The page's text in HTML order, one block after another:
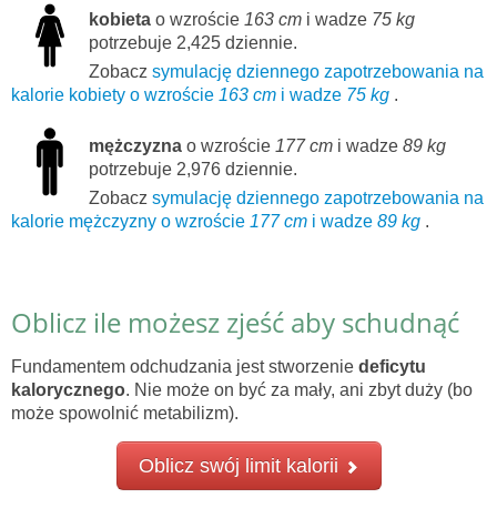
kobieta o wzroście 163 cm i wadze 75 kg
potrzebuje 2,425 dziennie.
Zobacz symulację dziennego zapotrzebowania na
kalorie kobiety o wzroście 163 cm i wadze 75 kg .
mężczyzna o wzroście 177 cm i wadze 89 kg
potrzebuje 2,976 dziennie.
Zobacz symulację dziennego zapotrzebowania na
kalorie mężczyzny o wzroście 177 cm i wadze 89 kg .
Oblicz ile możesz zjeść aby schudnąć
Fundamentem odchudzania jest stworzenie deficytu
kalorycznego. Nie może on być za mały, ani zbyt duży (bo
może spowolnić metabilizm).
Oblicz swój limit kalorii